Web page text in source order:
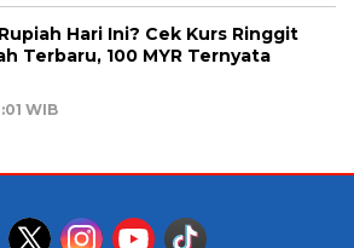
Hari Ini? Cek Kurs Ringgit
Terbaru, 100 MYR Ternyata
WIB